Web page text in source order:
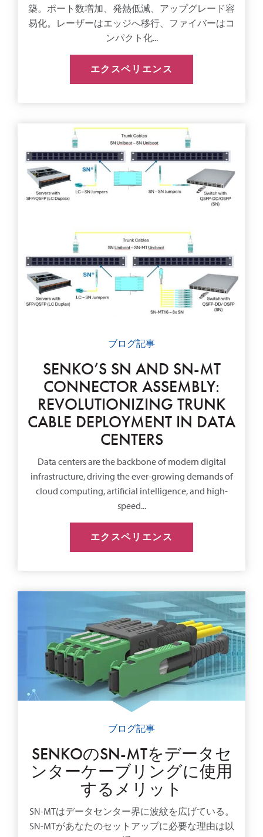
築。ポート数増加、発熱低減、アップグレード容
易化。レーザーはエッジへ移行、ファイバーはコ
ンパクト化...
エクスペリエンス
ブログ記事
SENKO’S SN AND SN-MT
CONNECTOR ASSEMBLY:
REVOLUTIONIZING TRUNK
CABLE DEPLOYMENT IN DATA
CENTERS
Data centers are the backbone of modern digital
infrastructure, driving the ever-growing demands of
cloud computing, artificial intelligence, and high-
speed...
エクスペリエンス
ブログ記事
SENKOのSN-MTをデータセ
ンターケーブリングに使用
するメリット
SN-MTはデータセンター界に波紋を広げている。
SN-MTがあなたのセットアップに必要な理由は以